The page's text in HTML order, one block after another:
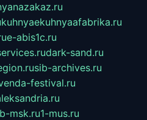
kuhnyaekuhnyaafabrika.ru
e-abis1c.ru
dark-sand.ru
sib-archives.ru
festival.ru
msk.ru1-mus.ru